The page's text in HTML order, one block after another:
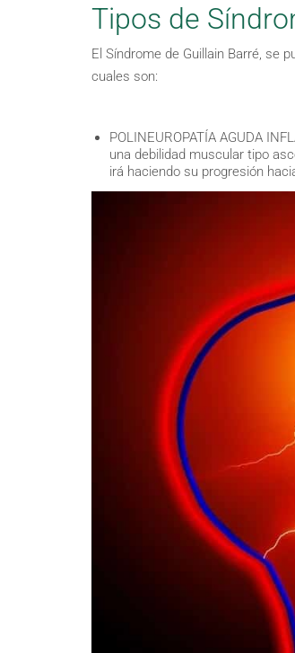
Tipos de
El Síndrome de Guillain Barré, se
cuales son:
POLINEUROPATÍA AGUDA
una debilidad muscular tipo
irá haciendo su progresión